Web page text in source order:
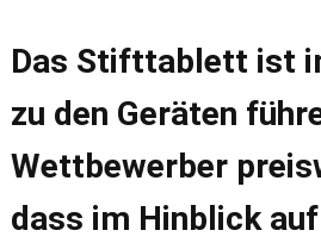
Das Stifttablett ist
zu den Geräten
Wettbewerber
dass im Hinblick